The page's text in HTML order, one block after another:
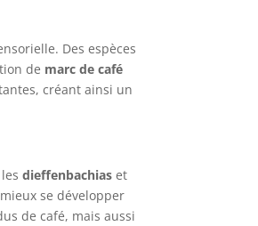
Des espèces
de marc de café
créant ainsi un
lesdieffenbachias et
se développer
de café, mais aussi